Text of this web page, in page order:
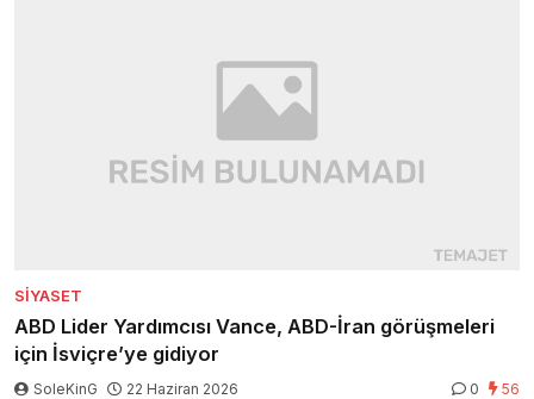
SIYASET
ABD Lider Yardımcısı Vance, ABD-İran görüşmeleri
için İsviçre’ye gidiyor
SoleKinG 22 Haziran 2026 0 56